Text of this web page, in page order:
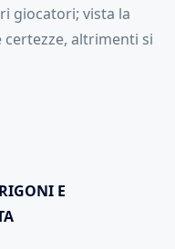
giocatori; vista la
altrimenti si
E